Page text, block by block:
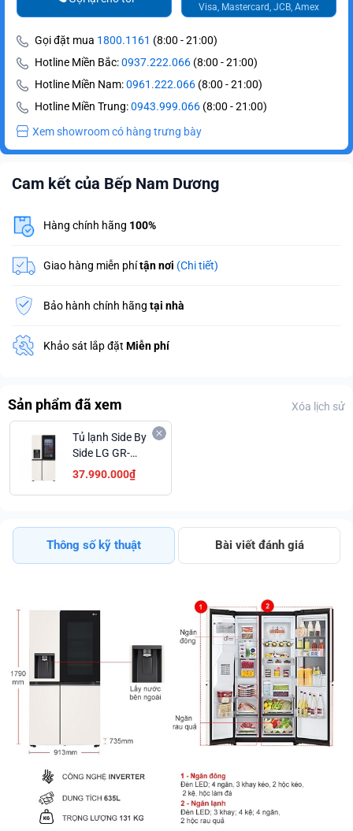
Visa, Mastercard, JCB, Amex
Gọi đặt mua 1800.1161 (8:00 - 21:00)
Hotline Miền Bắc:0937.222.066 (8:00 - 21:00)
Hotline Miền Nam:0961.222.066 (8:00 - 21:00)
Hotline Miền Trung:0943.999.066 (8:00 - 21:00)
Xem showroom có hàng trưng bày
Cam kết của Bếp Nam Dương
Hàng chính hãng 100%
Giao hàng miễn phítận nơi (Chi tiết)
Bảo hành chính hãng tại nhà
Khảo sát lắp đặt Miễn phí
Sản phẩm đã xem Xóa lịch sử
Tủ lạnh Side By
Side LG GR-
X257BG
Inverter Nhìn
Đãi Đặc Biệt
37.990.000₫
Thông số kỹ thuật Bài viết đánh giá